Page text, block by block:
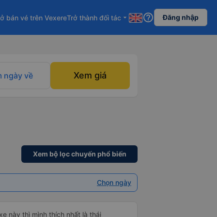
bán vé trên VexereTrở thành đối tác arrow_drop_down help_outline Đăng nhập
ngày về Xem giá
Xem bộ lọc chuyến phổ biến
Chọn ngày
này thì mình thích nhất là thái